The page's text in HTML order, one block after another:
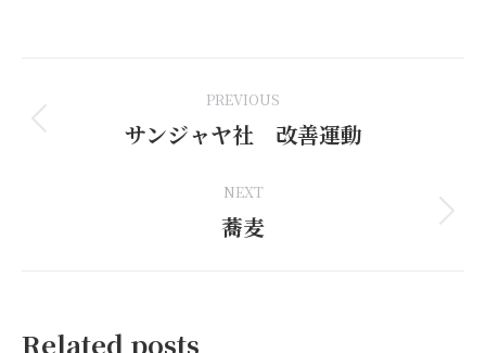
navigation
PREVIOUS
Previous
サンジャヤ社 改善運動
NEXT
Next
蕎麦
Related posts